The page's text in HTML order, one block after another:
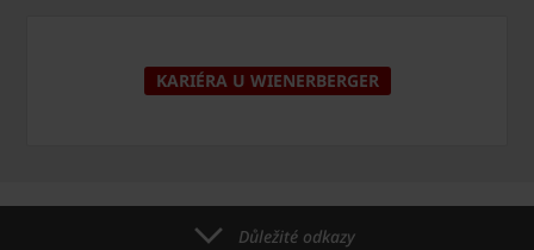
KARIÉRA U WIENERBERGER
Důležité odkazy